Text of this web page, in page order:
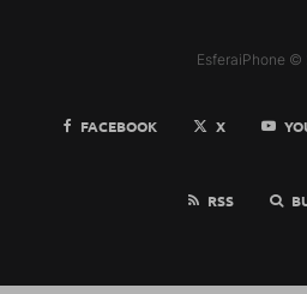
EsferaiPhone ©
FACEBOOK X
RSS